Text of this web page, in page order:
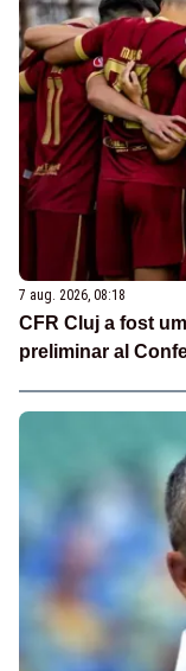
7 aug. 2026, 08:18
CFR Cluj a fost
preliminar al